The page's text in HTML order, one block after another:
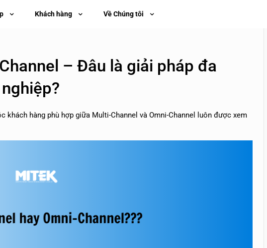
Khách hàng Về Chúng tôi
– Đâu là giải pháp đa
hàng phù hợp giữa Multi-Channel và Omni-Channel luôn được xem